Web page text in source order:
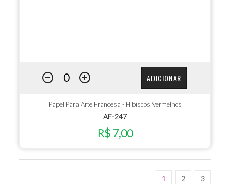
ADICIONAR
Papel Para Arte Francesa - Hibiscos Vermelhos
AF-247
R$ 7,00
1 2 3